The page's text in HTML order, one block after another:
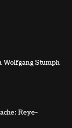
Wolfgang Stumph
Reye-